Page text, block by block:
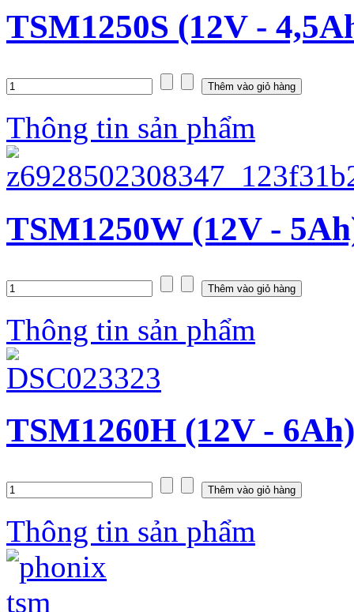
TSM1250S (12V -
Thông tin sản phẩm
TSM1250W (12V -
Thông tin sản phẩm
TSM1260H (12V - 6Ah)
Thông tin sản phẩm